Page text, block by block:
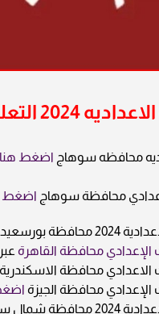
التعليم العادي
محافظه سوهاج اضغط هنا
محافظة سوهاج اضغط
بورسعيد
الإعدادي محافظة القاهرة
الاعدادي محافظة الاسكندرية
الإعدادي محافظة الجيزة
شمال سيناء